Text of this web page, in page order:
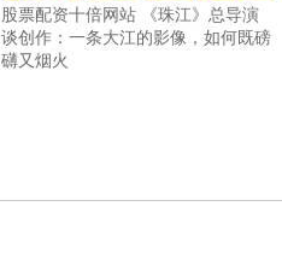
股票配资十倍网站 《珠江》总导演
谈创作：一条大江的影像，如何既磅
礴又烟火